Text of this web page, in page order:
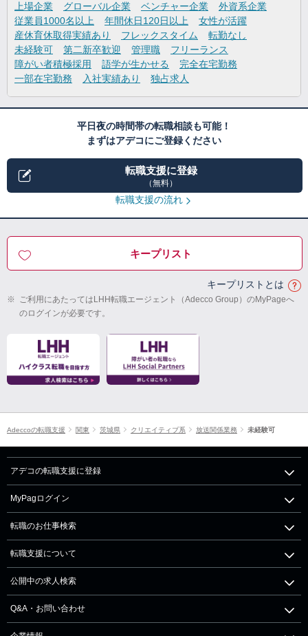
上場企業 グローバル企業 ベンチャー企業
外資系企業
従業員1000名以上
年間休日120日以上
女性が活躍
産休育休取得実績あり
フレックスタイム
転勤なし
未経験可
第二新卒歓迎 管理職
フリーランス
障がい者積極採用
語学が生かせる
完全在宅勤務
一部在宅勤務
入社実績あり 独占求人
平日夜の時間帯の転職相談も可能！
まずはアデコにご登録ください
転職支援に登録
（無料）
転職支援の流れ
キープリスト
キープリストとは
※ ご利用にあたってはLHH転職エージェント（Adecco Group）のMyPageへ
のログインが必要です。
Adeccoの転職支援 関東 茨城県 クリエイティブ系 放送関係業務 未経験可
アデコの転職支援に登録
MyPagログイン
転職のお仕事検索
転職支援について
公開中の求人検索
Q&A・お問い合わせ